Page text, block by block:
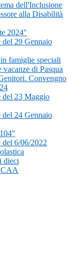
dell'Inclusione
alla Disabilità
2024"
del 29 Gennaio
famiglie speciali
di Pasqua
Convengno
del 23 Maggio
del 24 Gennaio
del 6/06/2022
dieci
CAA